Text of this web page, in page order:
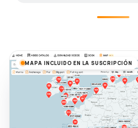
MAPA INCLUIDO EN LA SUSCRIPCIÓN